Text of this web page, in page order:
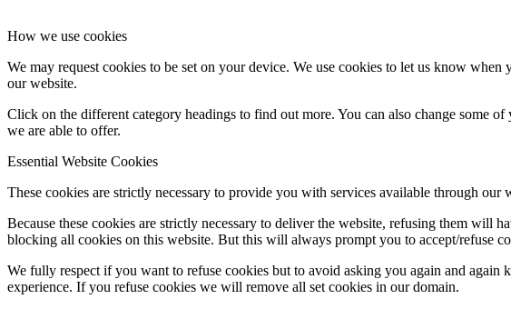
How we use cookies
We may request cookies to be set on your device. We use cookies to let us know
our website.
Click on the different category headings to find out more. You can also change some
we are able to offer.
Essential Website Cookies
These cookies are strictly necessary to provide you with services available through our
Because these cookies are strictly necessary to deliver the website, refusing them will
blocking all cookies on this website. But this will always prompt you to accept/refuse
We fully respect if you want to refuse cookies but to avoid asking you again and
experience. If you refuse cookies we will remove all set cookies in our domain.